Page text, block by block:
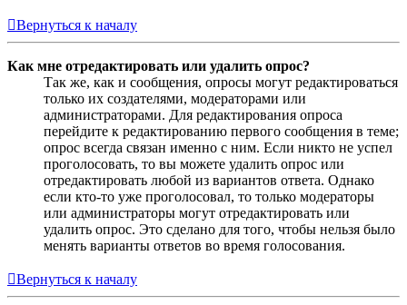
Вернуться к началу
Как мне отредактировать или удалить опрос?
Так же, как и сообщения, опросы могут редактироваться
только их создателями, модераторами или
администраторами. Для редактирования опроса
перейдите к редактированию первого сообщения в теме;
опрос всегда связан именно с ним. Если никто не успел
проголосовать, то вы можете удалить опрос или
отредактировать любой из вариантов ответа. Однако
если кто-то уже проголосовал, то только модераторы
или администраторы могут отредактировать или
удалить опрос. Это сделано для того, чтобы нельзя было
менять варианты ответов во время голосования.
Вернуться к началу